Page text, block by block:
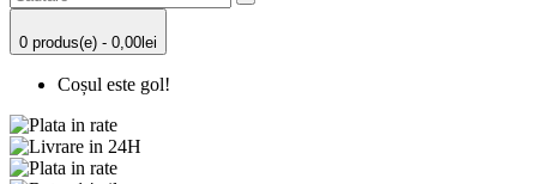
0 produs(e) - 0,00lei
Coșul este gol!